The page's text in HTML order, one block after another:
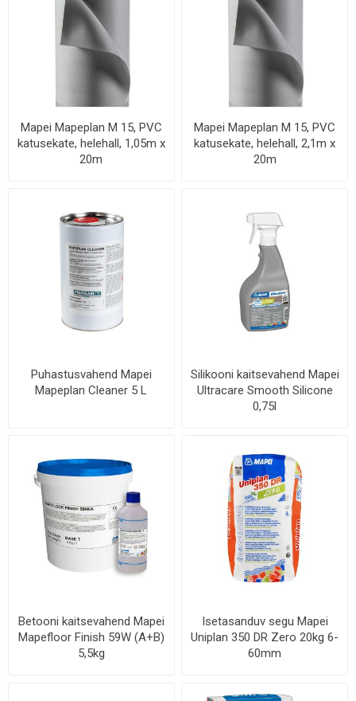
Mapei Mapeplan M 15, PVC
katusekate, helehall, 1,05m x
20m
Mapei Mapeplan M 15, PVC
katusekate, helehall, 2,1m x
20m
Puhastusvahend Mapei
Mapeplan Cleaner 5 L
Silikooni kaitsevahend Mapei
Ultracare Smooth Silicone
0,75l
Betooni kaitsevahend Mapei
Mapefloor Finish 59W (A+B)
5,5kg
Isetasanduv segu Mapei
Uniplan 350 DR Zero 20kg 6-
60mm